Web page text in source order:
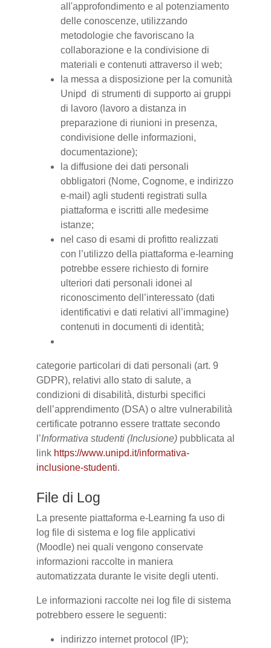
all'approfondimento e al potenziamento
delle conoscenze, utilizzando
metodologie che favoriscano la
collaborazione e la condivisione di
materiali e contenuti attraverso il web;
la messa a disposizione per la comunità
Unipd di strumenti di supporto ai gruppi
di lavoro (lavoro a distanza in
preparazione di riunioni in presenza,
condivisione delle informazioni,
documentazione);
la diffusione dei dati personali
obbligatori (Nome, Cognome, e indirizzo
e-mail) agli studenti registrati sulla
piattaforma e iscritti alle medesime
istanze;
nel caso di esami di profitto realizzati
con l’utilizzo della piattaforma e-learning
potrebbe essere richiesto di fornire
ulteriori dati personali idonei al
riconoscimento dell’interessato (dati
identificativi e dati relativi all’immagine)
contenuti in documenti di identità;
categorie particolari di dati personali (art. 9
GDPR), relativi allo stato di salute, a
condizioni di disabilità, disturbi specifici
dell’apprendimento (DSA) o altre vulnerabilità
certificate potranno essere trattate secondo
l’Informativa studenti (Inclusione) pubblicata al
link https://www.unipd.it/informativa-
inclusione-studenti.
File di Log
La presente piattaforma e-Learning fa uso di
log file di sistema e log file applicativi
(Moodle) nei quali vengono conservate
informazioni raccolte in maniera
automatizzata durante le visite degli utenti.
Le informazioni raccolte nei log file di sistema
potrebbero essere le seguenti:
indirizzo internet protocol (IP);